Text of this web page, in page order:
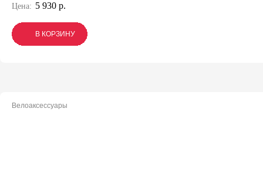
Цена: 5 930 р.
В КОРЗИНУ
В КОРЗИНУ
В КОРЗИНУ
Велоаксессуары